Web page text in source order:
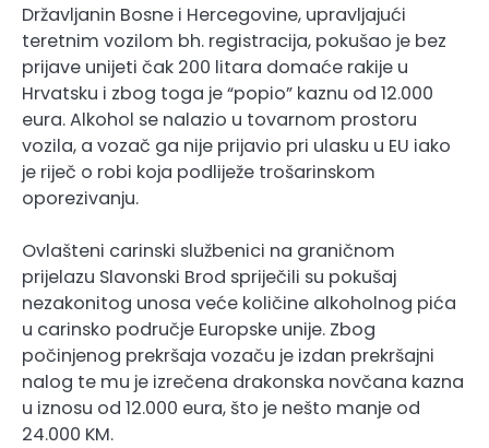
Državljanin Bosne i Hercegovine, upravljajući
teretnim vozilom bh. registracija, pokušao je bez
prijave unijeti čak 200 litara domaće rakije u
Hrvatsku i zbog toga je “popio” kaznu od 12.000
eura. Alkohol se nalazio u tovarnom prostoru
vozila, a vozač ga nije prijavio pri ulasku u EU iako
je riječ o robi koja podliježe trošarinskom
oporezivanju.
Ovlašteni carinski službenici na graničnom
prijelazu Slavonski Brod spriječili su pokušaj
nezakonitog unosa veće količine alkoholnog pića
u carinsko područje Europske unije. Zbog
počinjenog prekršaja vozaču je izdan prekršajni
nalog te mu je izrečena drakonska novčana kazna
u iznosu od 12.000 eura, što je nešto manje od
24.000 KM.